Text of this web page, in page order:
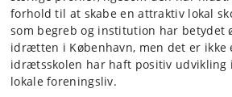
forhold til at skabe en attraktiv lokal
som begreb og institution har betydet
idrætten i København, men det er ikke
idrætsskolen har haft positiv
lokale foreningsliv.